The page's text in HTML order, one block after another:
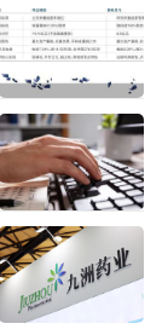
下该品类历
下滑后，于2
快的品类。
增长，关键
成效。旺旺
汁软糖、辣
过差异化形
，广受消费